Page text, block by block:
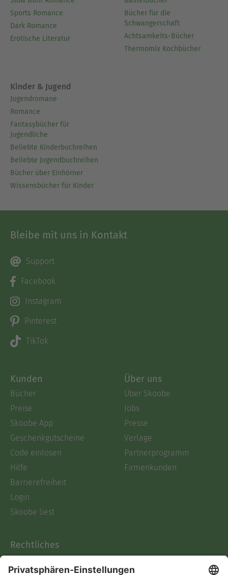
Sports Romance
Dark Romance
Erotische Literatur
Bücher für die
Schwangerschaft
Achtsamkeits-Bücher
Thermomix Kochbücher
Kinder & Jugend
Jugendromane
Romance
Fantasybücher für
Jugendliche
Beliebte Kinderbuchreihen
Beliebte Jugendbuchreihen
Bücher über Einhörner
Wissensbücher für Kinder
Bleibe mit uns in Kontakt
Support
Facebook
Instagram
Pinterest
TikTok
Kunden
Bücher
Preise
Skoobe App
Geschenkgutscheine
Code einlösen
Hilfe
Barrierefreiheit
Login
Skoobe liest
Über uns
Über Skoobe
Jobs
Presse
Verlage
Partnerprogramm
Firmenkunden
Rechtliches